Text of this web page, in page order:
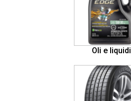
Oli e liquidi